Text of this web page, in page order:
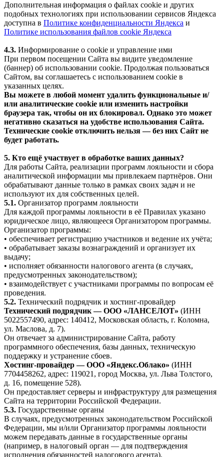
Дополнительная информация о файлах cookie и других
подобных технологиях при использовании сервисов Яндекса
доступна в Политике конфиденциальности Яндекса и
Политике использования файлов cookie Яндекса
4.3. Информирование о cookie и управление ими
При первом посещении Сайта вы видите уведомление
(баннер) об использовании cookie. Продолжая пользоваться
Сайтом, вы соглашаетесь с использованием cookie в
указанных целях.
Вы можете в любой момент удалить функциональные и/
или аналитические cookie или изменить настройки
браузера так, чтобы он их блокировал. Однако это может
негативно сказаться на удобстве использования Сайта.
Технические cookie отключить нельзя — без них Сайт не
будет работать.
5. Кто ещё участвует в обработке ваших данных?
Для работы Сайта, реализации программ лояльности и сбора
аналитической информации мы привлекаем партнёров. Они
обрабатывают данные только в рамках своих задач и не
используют их для собственных целей.
5.1. Организатор программ лояльности
Для каждой программы лояльности в её Правилах указано
юридическое лицо, являющееся Организатором программы.
Организатор программы:
• обеспечивает регистрацию участников и ведение их учёта;
• обрабатывает заказы вознаграждений и организует их
выдачу;
• исполняет обязанности налогового агента (в случаях,
предусмотренных законодательством);
• взаимодействует с участниками программы по вопросам её
проведения.
5.2. Технический подрядчик и хостинг-провайдер
Технический подрядчик — ООО «ЛАНСЕЛОТ» (ИНН
5022557490, адрес: 140412, Московская область, г. Коломна,
ул. Маслова, д. 7).
Он отвечает за администрирование Сайта, работу
программного обеспечения, базы данных, техническую
поддержку и устранение сбоев.
Хостинг-провайдер — ООО «Яндекс.Облако» (ИНН
7704458262, адрес: 119021, город Москва, ул. Льва Толстого,
д. 16, помещение 528).
Он предоставляет серверы и инфраструктуру для размещения
Сайта на территории Российской Федерации.
5.3. Государственные органы
В случаях, предусмотренных законодательством Российской
Федерации, мы и/или Организатор программы лояльности
можем передавать данные в государственные органы
(например, в налоговый орган — для подтверждения
исполнения обязанностей налогового агента).